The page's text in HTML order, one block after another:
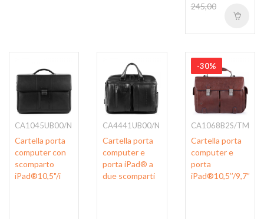
245,00
CA1045UB00/N
Cartella porta
computer con
scomparto
iPad®10,5"/i
CA4441UB00/N
Cartella porta
computer e
porta iPad® a
due scomparti
-30%
CA1068B2S/TM
Cartella porta
computer e
porta
iPad®10,5’’/9,7”